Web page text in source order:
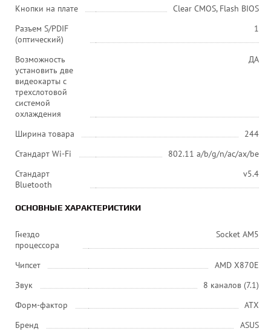
Кнопки на плате
Clear CMOS, Flash BIOS
Разъем S/PDIF
(оптический)
1
Возможность
установить две
видеокарты с
трехслотовой
системой
охлаждения
ДА
Ширина товара
244
Стандарт Wi-Fi
802.11 a/b/g/n/ac/ax/be
Стандарт
Bluetooth
v5.4
ОСНОВНЫЕ ХАРАКТЕРИСТИКИ
Гнездо
процессора
Socket AM5
Чипсет
AMD X870E
Звук
8 каналов (7.1)
Форм-фактор
ATX
Бренд
ASUS